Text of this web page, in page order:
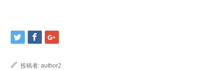
投稿者: author2